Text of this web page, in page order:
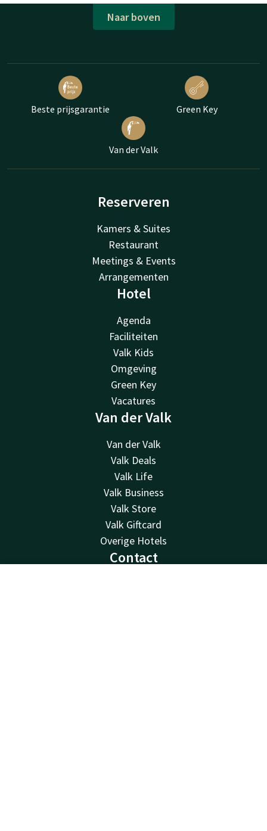
Naar boven
Beste prijsgarantie Green Key
Van der Valk
Reserveren
Kamers & Suites
Restaurant
Meetings & Events
Arrangementen
Hotel
Agenda
Faciliteiten
Valk Kids
Omgeving
Green Key
Vacatures
Van der Valk
Van der Valk
Valk Deals
Valk Life
Valk Business
Valk Store
Valk Giftcard
Overige Hotels
Contact